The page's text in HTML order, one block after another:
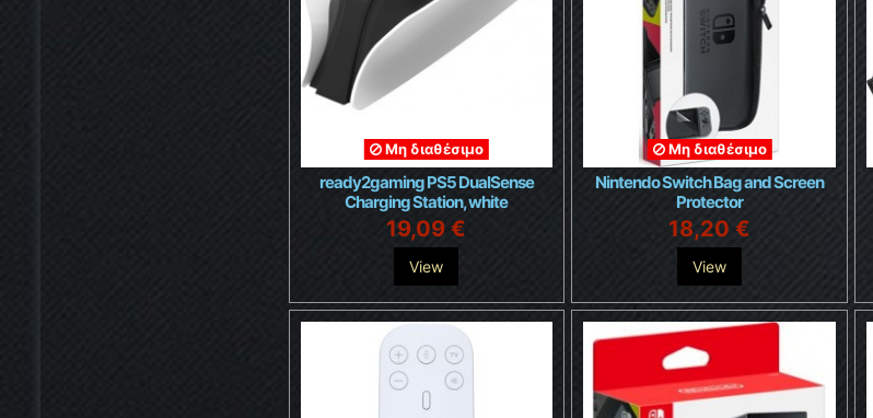
Μη διαθέσιμο
ready2gaming PS5 DualSense
Charging Station, white
19,09 €
View
Μη διαθέσιμο
Nintendo Switch Bag and Screen
Protector
18,20 €
View